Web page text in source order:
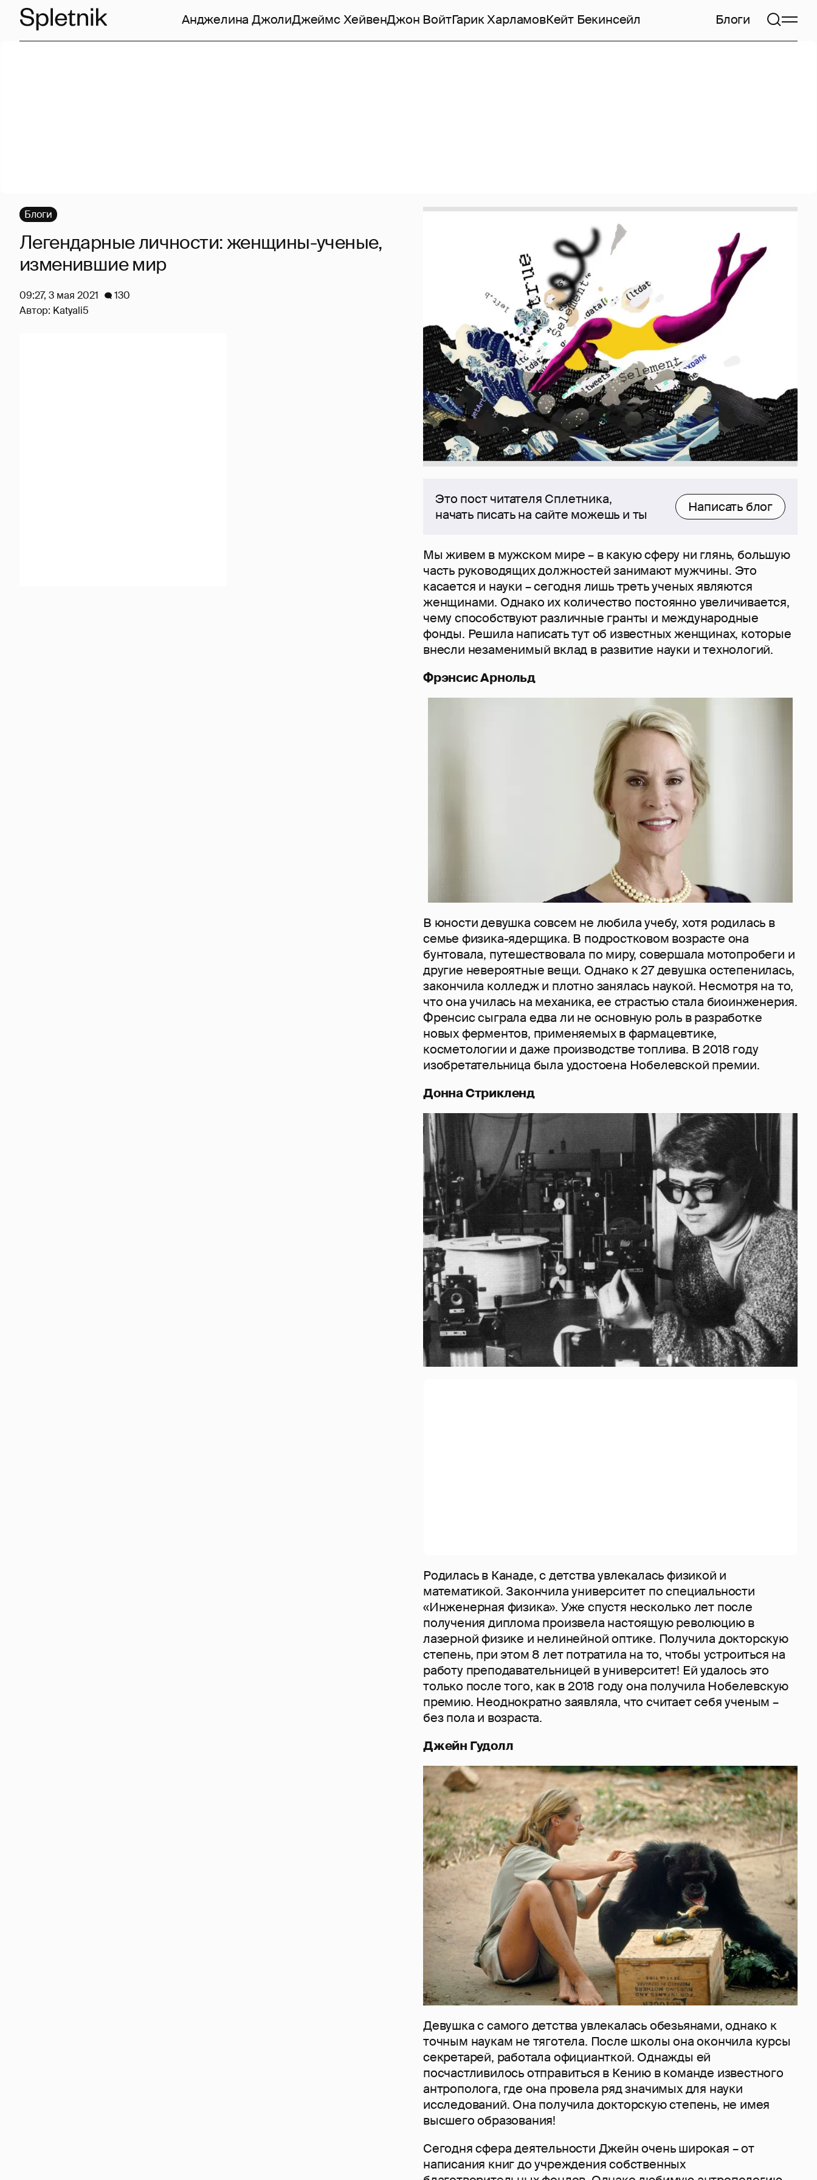
Анджелина ДжолиДжеймс ХейвенДжон ВойтГарик ХарламовКейт Бекинсейл Блоги
Это пост читателя Сплетника,
начать писать на сайте можешь и ты
Написать блог
Мы живем в мужском мире – в какую сферу ни глянь, большую
часть руководящих должностей занимают мужчины. Это
касается и науки – сегодня лишь треть ученых являются
женщинами. Однако их количество постоянно увеличивается,
чему способствуют различные гранты и международные
фонды. Решила написать тут об известных женщинах, которые
внесли незаменимый вклад в развитие науки и технологий.
Фрэнсис Арнольд
В юности девушка совсем не любила учебу, хотя родилась в
семье физика-ядерщика. В подростковом возрасте она
бунтовала, путешествовала по миру, совершала мотопробеги и
другие невероятные вещи. Однако к 27 девушка остепенилась,
закончила колледж и плотно занялась наукой. Несмотря на то,
что она училась на механика, ее страстью стала биоинженерия.
Френсис сыграла едва ли не основную роль в разработке
новых ферментов, применяемых в фармацевтике,
косметологии и даже производстве топлива. В 2018 году
изобретательница была удостоена Нобелевской премии.
Донна Стрикленд
Родилась в Канаде, с детства увлекалась физикой и
математикой. Закончила университет по специальности
«Инженерная физика». Уже спустя несколько лет после
получения диплома произвела настоящую революцию в
лазерной физике и нелинейной оптике. Получила докторскую
степень, при этом 8 лет потратила на то, чтобы устроиться на
работу преподавательницей в университет! Ей удалось это
только после того, как в 2018 году она получила Нобелевскую
премию. Неоднократно заявляла, что считает себя ученым –
без пола и возраста.
Джейн Гудолл
Девушка с самого детства увлекалась обезьянами, однако к
точным наукам не тяготела. После школы она окончила курсы
секретарей, работала официанткой. Однажды ей
посчастливилось отправиться в Кению в команде известного
антрополога, где она провела ряд значимых для науки
исследований. Она получила докторскую степень, не имея
высшего образования!
Сегодня сфера деятельности Джейн очень широкая – от
написания книг до учреждения собственных
Блоги
Легендарные личности: женщины-ученые,
изменившие мир
09:27, 3 мая 2021
130
Автор: Katyali5